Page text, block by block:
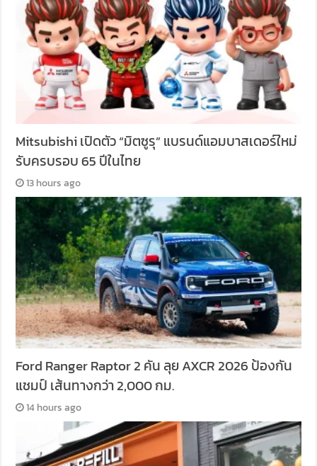
Mitsubishi เปิดตัว “มิตซูรุ” แบรนด์แอมบาสเดอร์ใหม่
รับครบรอบ 65 ปีในไทย
13 hours ago
Ford Ranger Raptor 2 คัน ลุย AXCR 2026 ป้องกัน
แชมป์ เส้นทางกว่า 2,000 กม.
14 hours ago